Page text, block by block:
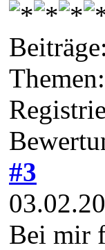
#3
Bei mir